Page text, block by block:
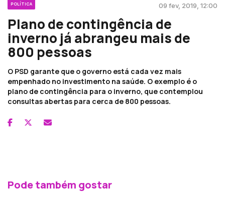
POLÍTICA 09 fev, 2019, 12:00
Plano de contingência de
inverno já abrangeu mais de
800 pessoas
O PSD garante que o governo está cada vez mais
empenhado no investimento na saúde. O exemplo é o
plano de contingência para o inverno, que contemplou
consultas abertas para cerca de 800 pessoas.
Pode também gostar